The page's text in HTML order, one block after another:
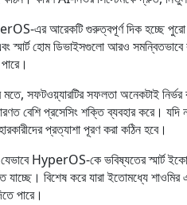
এর আরেকটি গুরুত্বপূর্ণ দিক হচ্ছে পুরো
এবং স্মার্ট হোম ডিভাইসগুলো আরও
মতে, সফটওয়্যারটির সফলতা অনেকটাই
বেশি প্রসেসিং শক্তি ব্যবহার করে।
প্রত্যাশা পূরণ করা কঠিন হবে।
HyperOS-কে ভবিষ্যতের স্মার্ট
যাচ্ছে। বিশেষ করে যারা ইতোমধ্যে
পারে।